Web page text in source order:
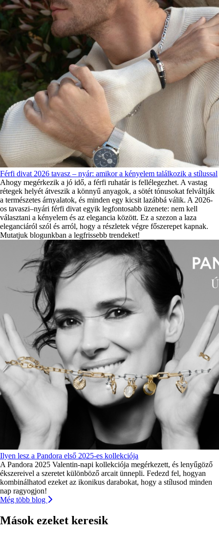
Férfi divat 2026 tavasz – nyár: amikor a kényelem találkozik a stílussal
Ahogy megérkezik a jó idő, a férfi ruhatár is fellélegezhet. A vastag
rétegek helyét átveszik a könnyű anyagok, a sötét tónusokat felváltják
a természetes árnyalatok, és minden egy kicsit lazábbá válik. A 2026-
os tavaszi–nyári férfi divat egyik legfontosabb üzenete: nem kell
választani a kényelem és az elegancia között. Ez a szezon a laza
eleganciáról szól és arról, hogy a részletek végre főszerepet kapnak.
Mutatjuk blogunkban a legfrissebb trendeket!
Ilyen lesz a Pandora első 2025-es kollekciója
A Pandora 2025 Valentin-napi kollekciója megérkezett, és lenyűgöző
ékszereivel a szeretet különböző arcait ünnepli. Fedezd fel, hogyan
kombinálhatod ezeket az ikonikus darabokat, hogy a stílusod minden
nap ragyogjon!
Még több blog
Mások ezeket keresik